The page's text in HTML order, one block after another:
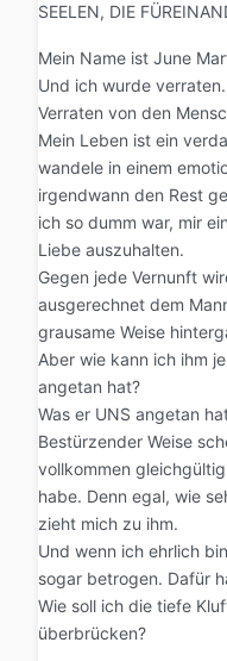
SEELEN, DIE
Mein Name ist June
Und ich wurde verraten.
Verraten von den
Mein Leben ist ein
wandele in einem
irgendwann den Rest
ich so dumm war, mir
Liebe auszuhalten.
Gegen jede Vernunft
ausgerechnet dem
grausame Weise
Aber wie kann ich ihm
angetan hat?
Was er UNS angetan
Bestürzender Weise
vollkommen
habe. Denn egal, wie
zieht mich zu ihm.
Und wenn ich ehrlich
sogar betrogen. Dafür
Wie soll ich die tiefe
überbrücken?